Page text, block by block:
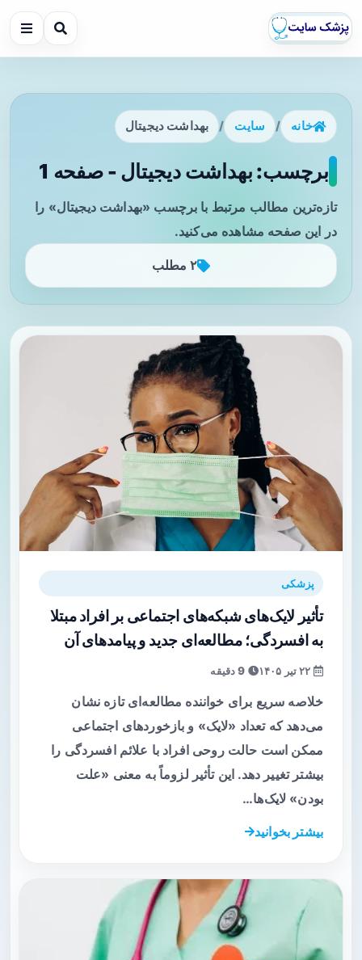
خانه / سایت / بهداشت دیجیتال
برچسب: بهداشت دیجیتال - صفحه 1
تازه‌ترین مطالب مرتبط با برچسب «بهداشت دیجیتال» را
در این صفحه مشاهده می‌کنید.
۲ مطلب
پزشکی
تأثیر لایک‌های شبکه‌های اجتماعی بر افراد مبتلا
به افسردگی؛ مطالعه‌ای جدید و پیامدهای آن
خلاصه سریع برای خواننده مطالعه‌ای تازه نشان
می‌دهد که تعداد «لایک» و بازخوردهای اجتماعی
ممکن است حالت روحی افراد با علائم افسردگی را
بیشتر تغییر دهد. این تأثیر لزوماً به معنی «علت‌
بودن» لایک‌ها…
بیشتر بخوانید